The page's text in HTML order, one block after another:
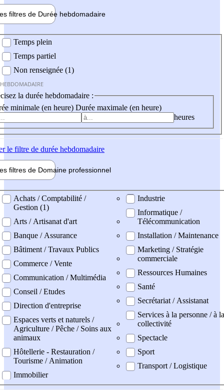
filtres de Durée hebdomadaire
Temps plein
Temps partiel
Non renseignée (1)
la durée hebdomadaire :
minimale (en heure) Durée maximale (en heure)
heures
le filtre de durée hebdomadaire
filtres de Domaine professionnel
professionel
Achats / Comptabilité /
Gestion (1)
Arts / Artisanat d'art
Banque / Assurance
Bâtiment / Travaux Publics
Commerce / Vente
Communication / Multimédia
Conseil / Etudes
Direction d'entreprise
Espaces verts et naturels /
Agriculture / Pêche / Soins aux
animaux
Hôtellerie - Restauration /
Tourisme / Animation
Immobilier
Industrie
Informatique /
Télécommunication
Installation / Maintenance
Marketing / Stratégie
commerciale
Ressources Humaines
Santé
Secrétariat / Assistanat
Services à la personne / à la
collectivité
Spectacle
Sport
Transport / Logistique